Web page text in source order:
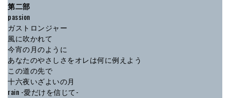
第二部
passion
ガストロンジャー
風に吹かれて
今宵の月のように
あなたのやさしさをオレは何に例えよう
この道の先で
十六夜いざよいの月
rain -愛だけを信じて-